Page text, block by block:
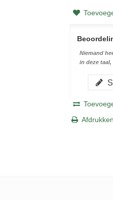
Niemand
in deze
Afdrukken